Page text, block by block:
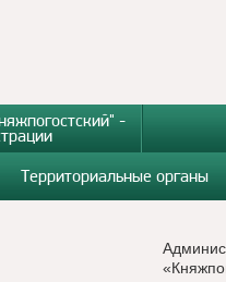
-
Территориальные органы